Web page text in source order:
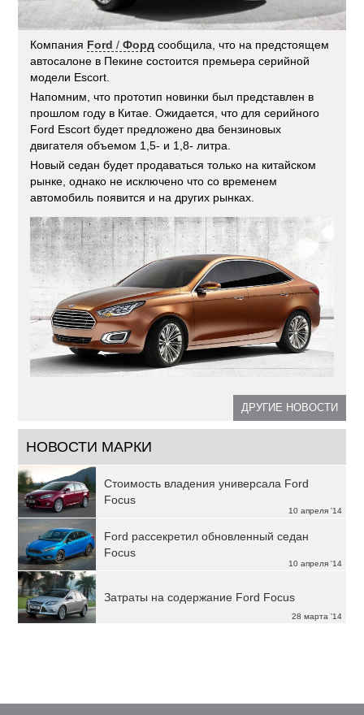
Компания Ford /Форд сообщила, что на предстоящем
автосалоне в Пекине состоится премьера серийной
модели Escort.
Напомним, что прототип новинки был представлен в
прошлом году в Китае. Ожидается, что для серийного
Ford Escort будет предложено два бензиновых
двигателя объемом 1,5- и 1,8- литра.
Новый седан будет продаваться только на китайском
рынке, однако не исключено что со временем
автомобиль появится и на других рынках.
ДРУГИЕ НОВОСТИ
НОВОСТИ МАРКИ
10 апреля '14
Стоимость владения универсала Ford
Focus
10 апреля '14
Ford рассекретил обновленный седан
Focus
28 марта '14
Затраты на содержание Ford Focus